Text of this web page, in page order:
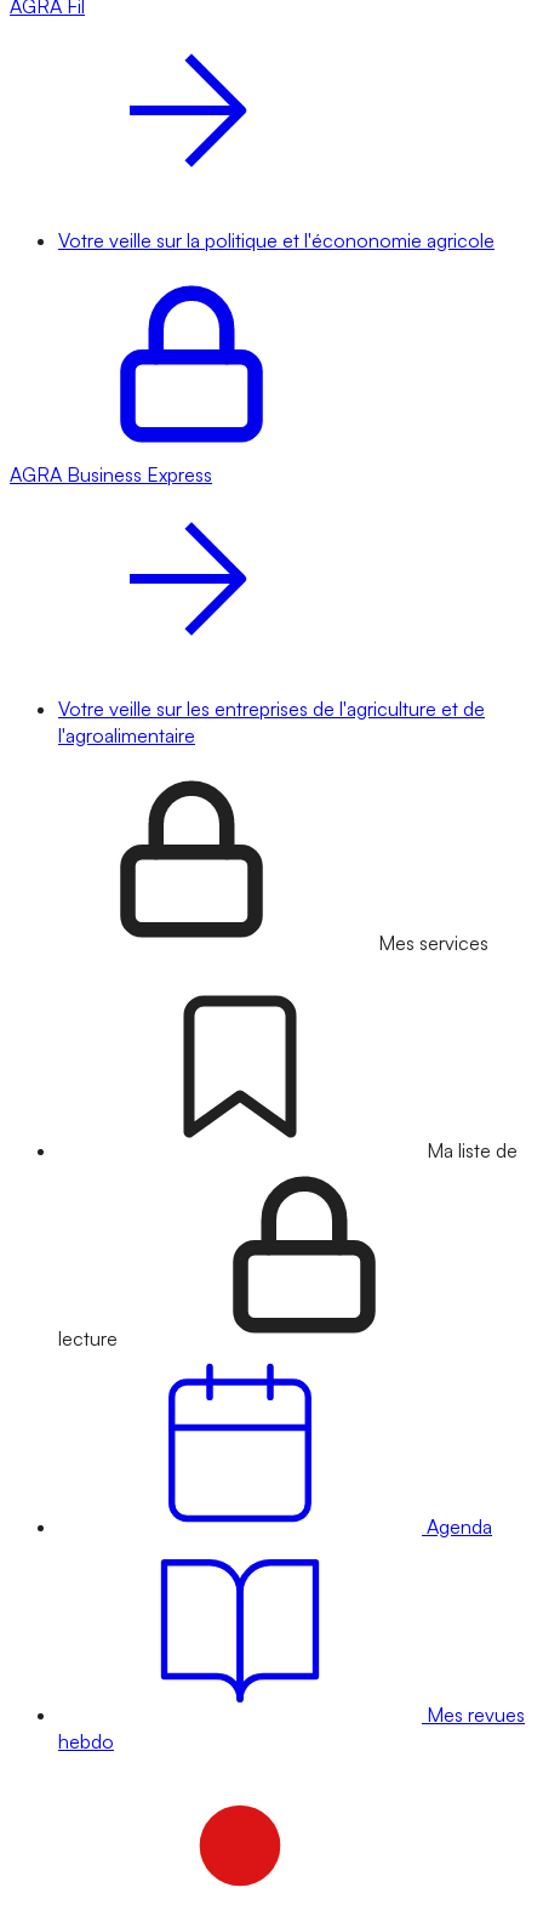
AGRA Fil
Votre veille sur la politique et l'écononomie agricole
AGRA Business Express
Votre veille sur les entreprises de l'agriculture et de
l'agroalimentaire
Mes services
Ma liste de
lecture
Agenda
Mes revues
hebdo